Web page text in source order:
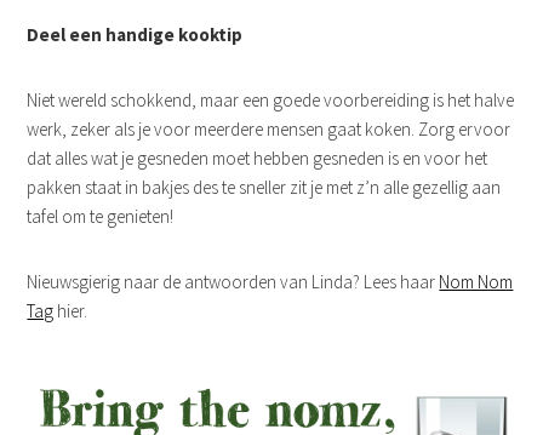
Deel een handige kooktip
Niet wereld schokkend, maar een goede voorbereiding is het halve
werk, zeker als je voor meerdere mensen gaat koken. Zorg ervoor
dat alles wat je gesneden moet hebben gesneden is en voor het
pakken staat in bakjes des te sneller zit je met z’n alle gezellig aan
tafel om te genieten!
Nieuwsgierig naar de antwoorden van Linda? Lees haar Nom Nom
Tag hier.